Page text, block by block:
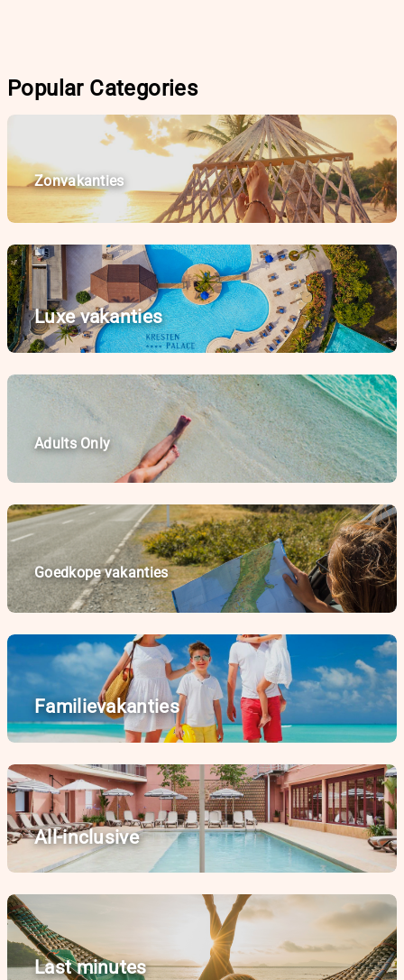
Popular Categories
Zonvakanties
Luxe vakanties
Adults Only
Goedkope vakanties
Familievakanties
All-inclusive
Last minutes